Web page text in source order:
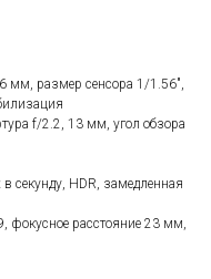
мм, размер сенсора 1/1.56",
f/2.2, 13 мм, угол обзора
секунду, HDR, замедленная
фокусное расстояние 23 мм,